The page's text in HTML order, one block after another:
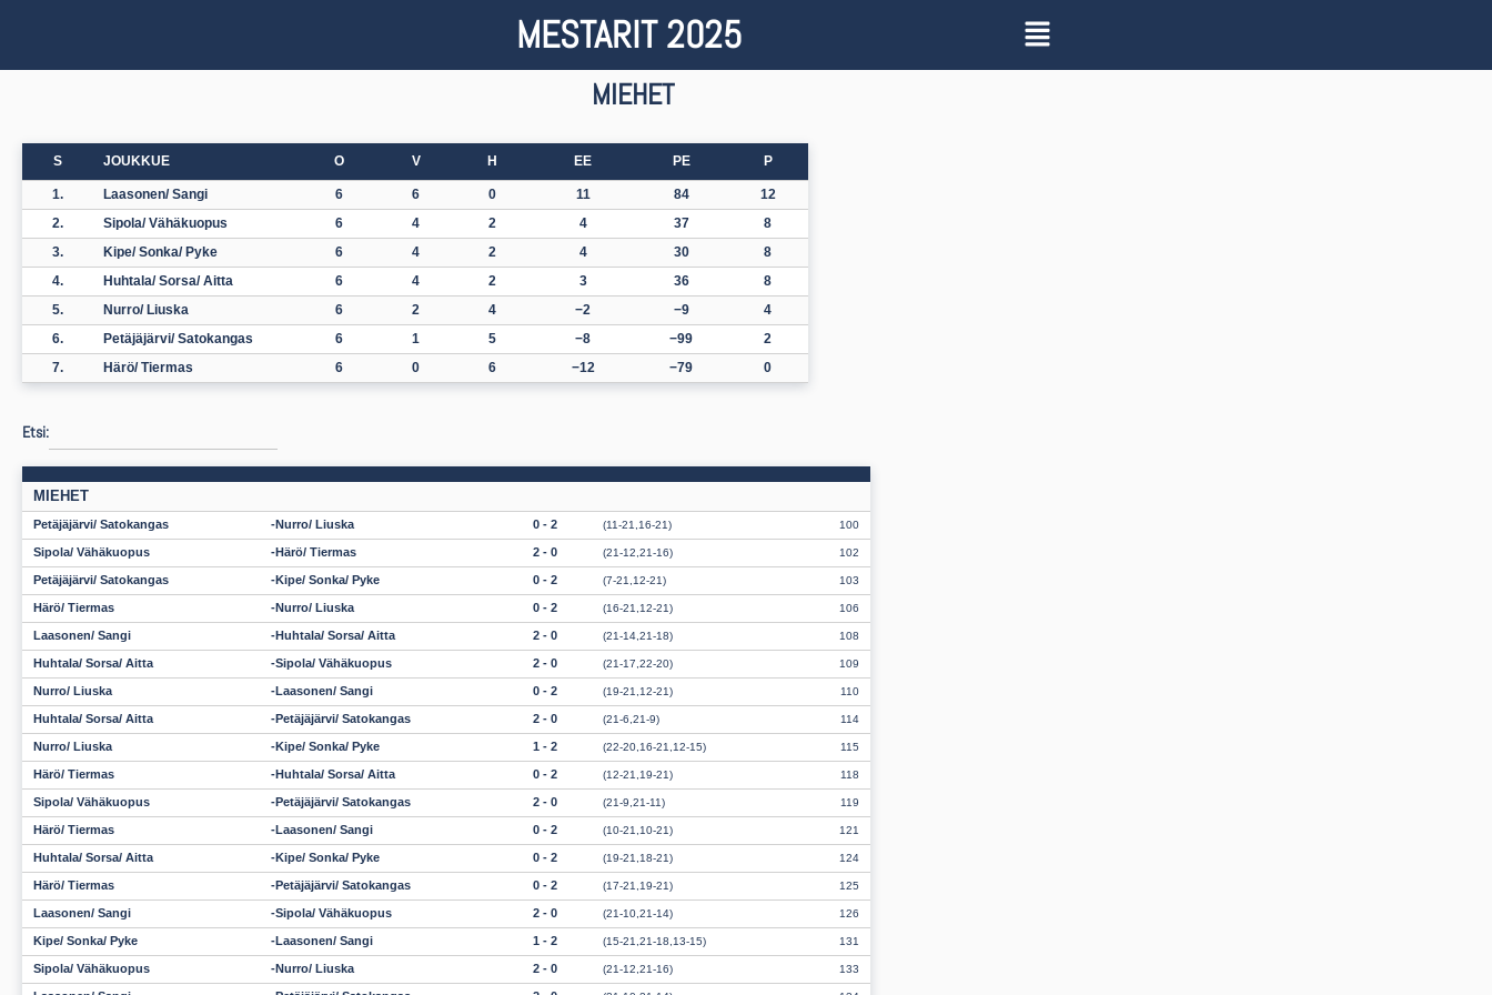
MESTARIT 2025
MIEHET
S JOUKKUE O V H EE PE P
1. Laasonen/ Sangi 6 6 0 11 84
12
2.
Sipola/ Vähäkuopus 6 4 2 4 37
8
3.
Kipe/ Sonka/ Pyke 6 4 2 4 30
8
4.
Huhtala/ Sorsa/ Aitta 6 4 2 3 36
8
5.
Nurro/ Liuska 6 2 4 −2 −9
4
6.
Petäjäjärvi/ Satokangas 6 1 5 −8 −99
2
7.
Härö/ Tiermas 6 0 6 −12 −79 0
Etsi:
MIEHET
Petäjäjärvi/ Satokangas Nurro/ Liuska 0 - 2 (11-21,16-21) 100
Sipola/ Vähäkuopus Härö/ Tiermas 2 - 0 (21-12,21-16) 102
Petäjäjärvi/ Satokangas Kipe/ Sonka/ Pyke 0 - 2 (7-21,12-21) 103
Härö/ Tiermas Nurro/ Liuska 0 - 2 (16-21,12-21) 106
Laasonen/ Sangi Huhtala/ Sorsa/ Aitta 2 - 0 (21-14,21-18) 108
Huhtala/ Sorsa/ Aitta Sipola/ Vähäkuopus 2 - 0 (21-17,22-20) 109
Nurro/ Liuska Laasonen/ Sangi 0 - 2 (19-21,12-21) 110
Huhtala/ Sorsa/ Aitta Petäjäjärvi/ Satokangas 2 - 0 (21-6,21-9) 114
Nurro/ Liuska Kipe/ Sonka/ Pyke 1 - 2 (22-20,16-21,12-15) 115
Härö/ Tiermas Huhtala/ Sorsa/ Aitta 0 - 2 (12-21,19-21) 118
Sipola/ Vähäkuopus Petäjäjärvi/ Satokangas 2 - 0 (21-9,21-11) 119
Härö/ Tiermas Laasonen/ Sangi 0 - 2 (10-21,10-21) 121
Huhtala/ Sorsa/ Aitta Kipe/ Sonka/ Pyke 0 - 2 (19-21,18-21) 124
Härö/ Tiermas Petäjäjärvi/ Satokangas 0 - 2 (17-21,19-21) 125
Laasonen/ Sangi Sipola/ Vähäkuopus 2 - 0 (21-10,21-14) 126
Kipe/ Sonka/ Pyke Laasonen/ Sangi 1 - 2 (15-21,21-18,13-15) 131
Sipola/ Vähäkuopus Nurro/ Liuska 2 - 0 (21-12,21-16) 133